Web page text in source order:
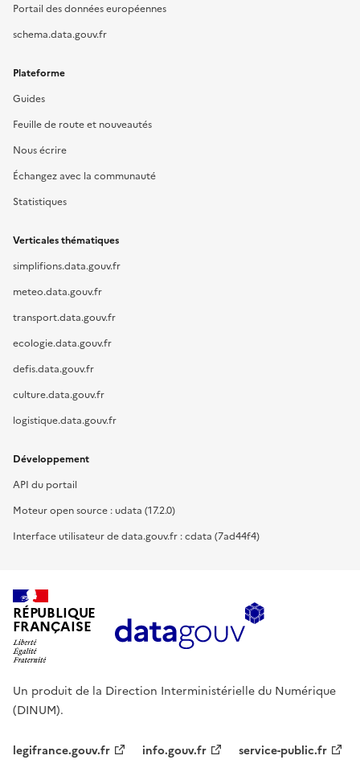
Portail des données européennes
schema.data.gouv.fr
Plateforme
Guides
Feuille de route et nouveautés
Nous écrire
Échangez avec la communauté
Statistiques
Verticales thématiques
simplifions.data.gouv.fr
meteo.data.gouv.fr
transport.data.gouv.fr
ecologie.data.gouv.fr
defis.data.gouv.fr
culture.data.gouv.fr
logistique.data.gouv.fr
Développement
API du portail
Moteur open source : udata (17.2.0)
Interface utilisateur de data.gouv.fr : cdata (7ad44f4)
RÉPUBLIQUE
FRANÇAISE
Un produit de la Direction Interministérielle du Numérique
(DINUM).
legifrance.gouv.fr info.gouv.fr service-public.fr